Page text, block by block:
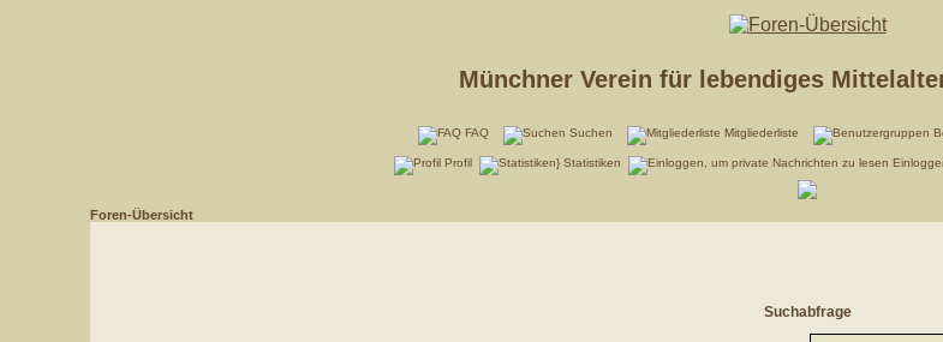
Münchner Verein für lebendiges
FAQ Suchen Mitgliederliste
Profil Statistiken
Foren-Übersicht
Suchabfrage